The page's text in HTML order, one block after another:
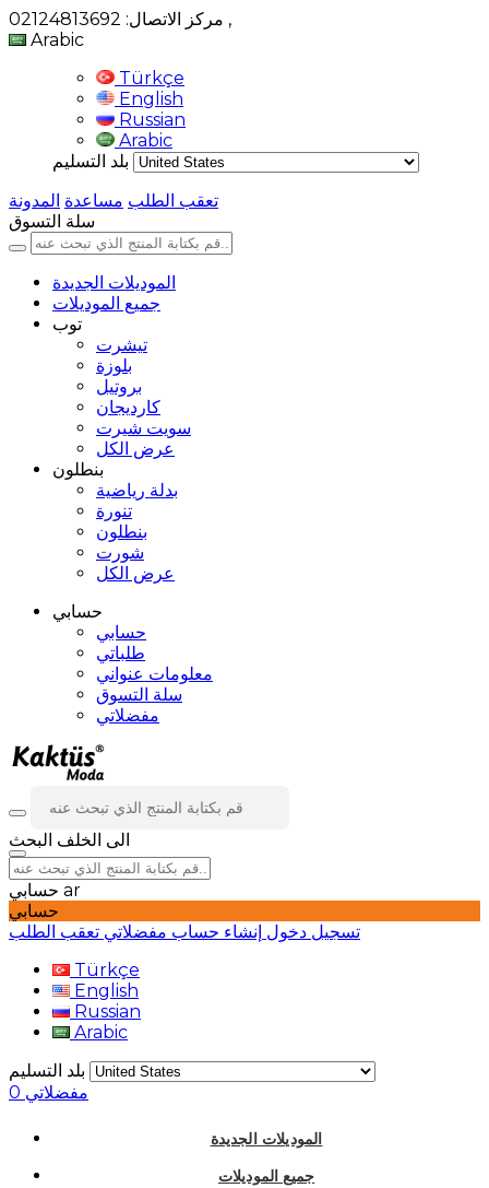
,
Arabic
Türkçe
English
Russian
Arabic
بلد التسليم
تعقب الطلب مساعدة المدونة
سلة التسوق
الموديلات الجديدة
جميع الموديلات
توب
تيشرت
بلوزة
بروتيل
كارديجان
سويت شيرت
عرض الكل
بنطلون
بدلة رياضية
تنورة
بنطلون
شورت
عرض الكل
حسابي
حسابي
طلباتي
معلومات عنواني
سلة التسوق
مفضلاتي
الى الخلف البحث
ar
حسابي
تسجيل دخول إنشاء حساب مفضلاتي تعقب الطلب
Türkçe
English
Russian
Arabic
بلد التسليم
مفضلاتي 0
الموديلات الجديدة
جميع الموديلات